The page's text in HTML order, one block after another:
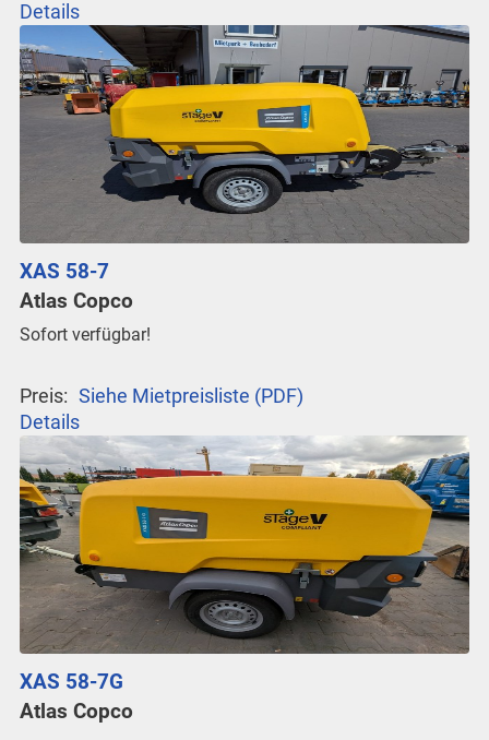
Details
XAS 58-7
Atlas Copco
Sofort verfügbar!
Preis: Siehe Mietpreisliste (PDF)
Details
XAS 58-7G
Atlas Copco